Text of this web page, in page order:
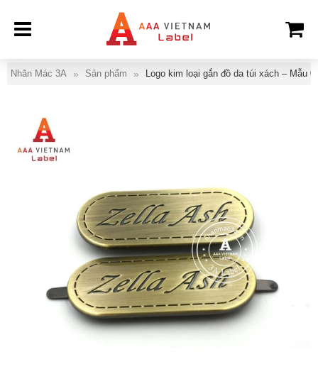
Nhãn Mác 3A Sản phẩm Logo kim loại gắn đồ da túi xách – Mẫu